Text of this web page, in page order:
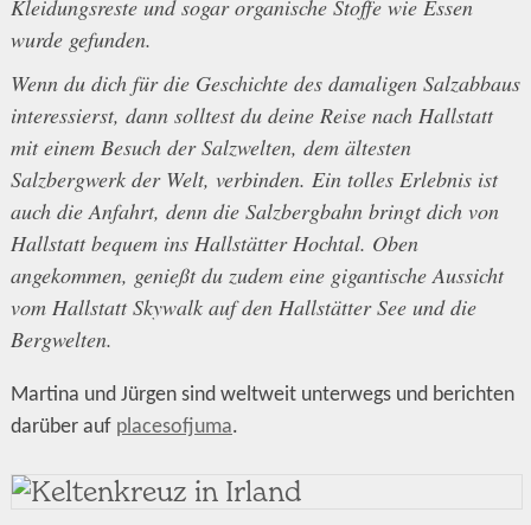
Kleidungsreste und sogar organische Stoffe wie Essen
wurde gefunden.
Wenn du dich für die Geschichte des damaligen Salzabbaus
interessierst, dann solltest du deine Reise nach Hallstatt
mit einem Besuch der Salzwelten, dem ältesten
Salzbergwerk der Welt, verbinden. Ein tolles Erlebnis ist
auch die Anfahrt, denn die Salzbergbahn bringt dich von
Hallstatt bequem ins Hallstätter Hochtal. Oben
angekommen, genießt du zudem eine gigantische Aussicht
vom Hallstatt Skywalk auf den Hallstätter See und die
Bergwelten.
Martina und Jürgen sind weltweit unterwegs und berichten
darüber auf placesofjuma.